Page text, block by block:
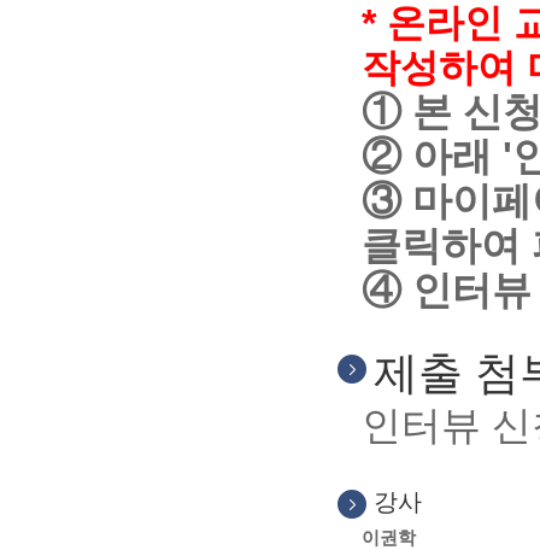
* 온라인
작성하여
① 본 신
② 아래 '
③ 마이페
클릭하여
④ 인터
제출 첨
인터뷰
강사
이권학